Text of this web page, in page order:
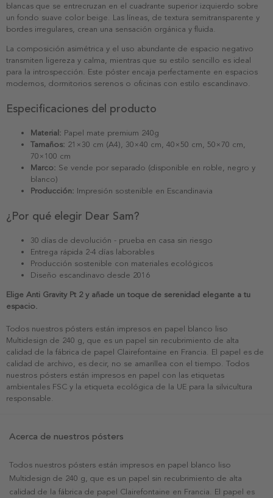
blancas que se entrecruzan en el cuadrante superior izquierdo sobre
un fondo suave color beige. Las líneas, de textura semitransparente y
bordes irregulares, crean una sensación orgánica y fluida.
La composición asimétrica y el uso abundante de espacio negativo
transmiten ligereza y calma, mientras que su estilo sencillo es ideal
para la introspección. Este póster encaja perfectamente en espacios
modernos, dormitorios serenos o oficinas con estilo escandinavo.
Especificaciones del producto
Material: Papel mate premium 240g
Tamaños: 21×30 cm (A4), 30×40 cm, 40×50 cm, 50×70 cm,
70×100 cm
Marco: Se vende por separado (disponible en roble, negro y
blanco)
Producción: Impresión sostenible en Escandinavia
¿Por qué elegir Dear Sam?
30 días de devolución - prueba en casa sin riesgo
Entrega rápida 2-4 días laborables
Producción sostenible con materiales ecológicos
Diseño escandinavo desde 2016
Elige Anti Gravity Pt 2 y añade un toque de serenidad elegante a tu
espacio.
Todos nuestros pósters están impresos en papel blanco liso
Multidesign de 240 g, que es un papel sin recubrimiento de alta
calidad de la fábrica de papel Clairefontaine en Francia. El papel es de
calidad de archivo, es decir, no se amarillea con el tiempo. Todos
nuestros pósters están impresos en papel con las etiquetas
ambientales FSC y la etiqueta ecológica de la UE para la silvicultura
responsable.
Acerca de nuestros pósters
Todos nuestros pósters están impresos en papel blanco liso
Multidesign de 240 g, que es un papel sin recubrimiento de alta
calidad de la fábrica de papel Clairefontaine en Francia. El papel es